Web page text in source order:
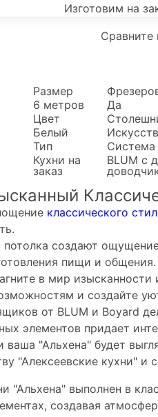
Изготовим на
Сравните
Размер
6 метров
Цвет
Белый
Тип
Кухни на
заказ
Да
BLUM с
классического
создают
пищи и
в мир изысканности
и создайте
от BLUM и Boyard
элементов придает
ваша "Альхена" будет
"Алексеевские кухни"
"Альхена" выполнен в
создавая